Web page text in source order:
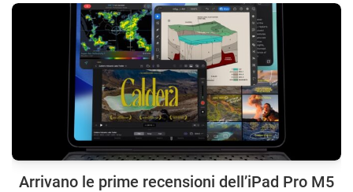
Arrivano le prime recensioni dell’iPad Pro M5